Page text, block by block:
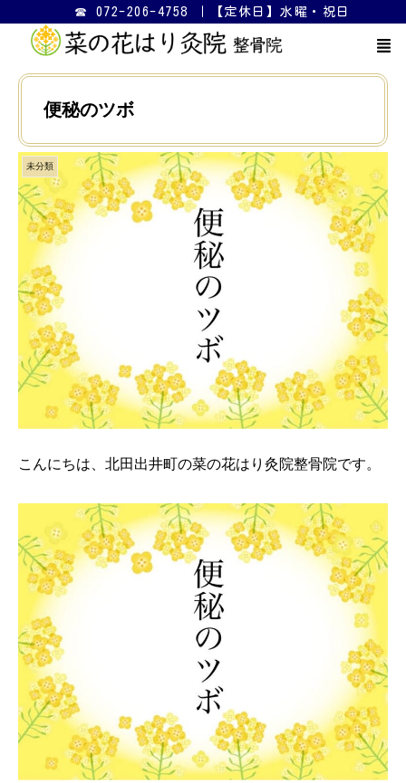
☎ 072-206-4758 ｜【定休日】水曜・祝日
便秘のツボ
未分類
こんにちは、北田出井町の菜の花はり灸院整骨院です。